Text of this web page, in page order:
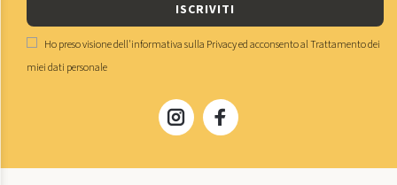
ISCRIVITI
Ho preso visione dell'informativa sulla Privacyed acconsento alTrattamento dei
miei dati personale